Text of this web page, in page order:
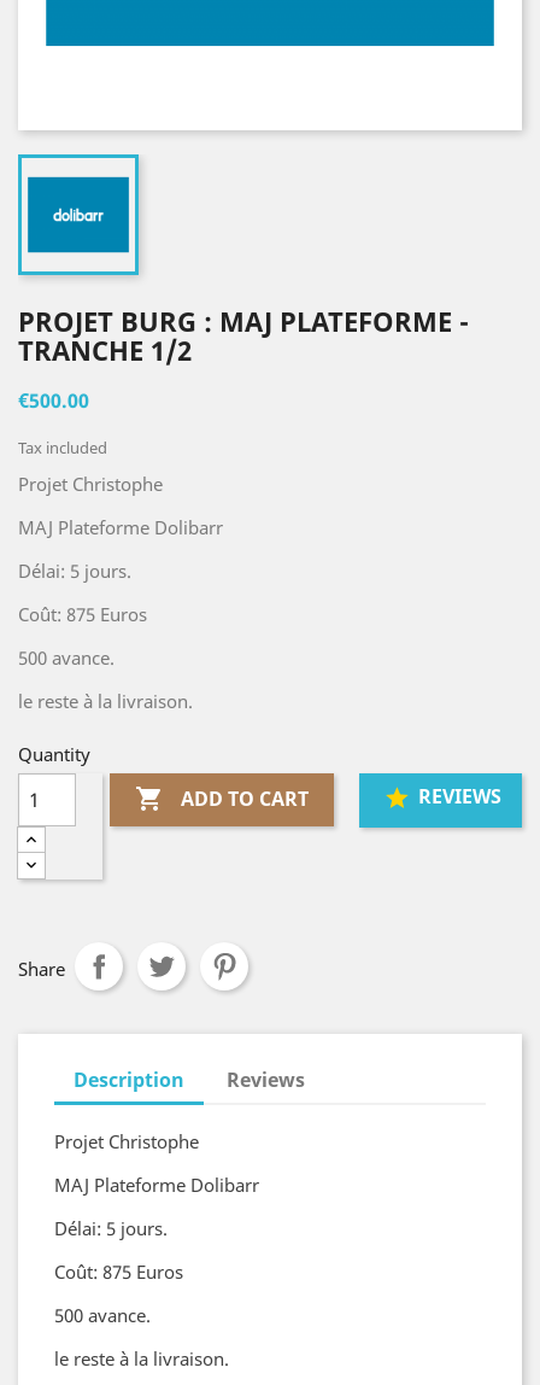
PROJET BURG : MAJ PLATEFORME -
TRANCHE 1/2
€500.00
Tax included
Projet Christophe
MAJ Plateforme Dolibarr
Délai: 5 jours.
Coût: 875 Euros
500 avance.
le reste à la livraison.
Quantity
 ADD TO CART REVIEWS
Share
Description Reviews
Projet Christophe
MAJ Plateforme Dolibarr
Délai: 5 jours.
Coût: 875 Euros
500 avance.
le reste à la livraison.